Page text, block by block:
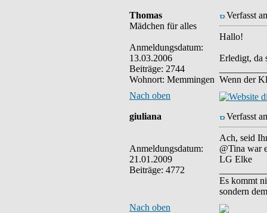
Thomas
Mädchen für alles
Anmeldungsdatum:
13.03.2006
Beiträge: 2744
Wohnort: Memmingen
Verfasst
Hallo!
Erledigt, da
Wenn der
Nach oben
giuliana
Anmeldungsdatum:
21.01.2009
Beiträge: 4772
Verfasst
Ach, seid
@Tina war
LG Elke
Es kommt
sondern
Nach oben